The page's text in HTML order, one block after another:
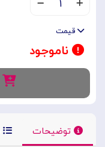
۱
قیمت
ناموجود
توضیحات